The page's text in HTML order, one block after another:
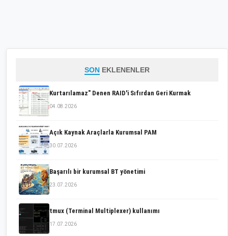
SON EKLENENLER
Kurtarılamaz" Denen RAID'i Sıfırdan Geri Kurmak
04.08.2026
Açık Kaynak Araçlarla Kurumsal PAM
30.07.2026
Başarılı bir kurumsal BT yönetimi
23.07.2026
tmux (Terminal Multiplexer) kullanımı
17.07.2026